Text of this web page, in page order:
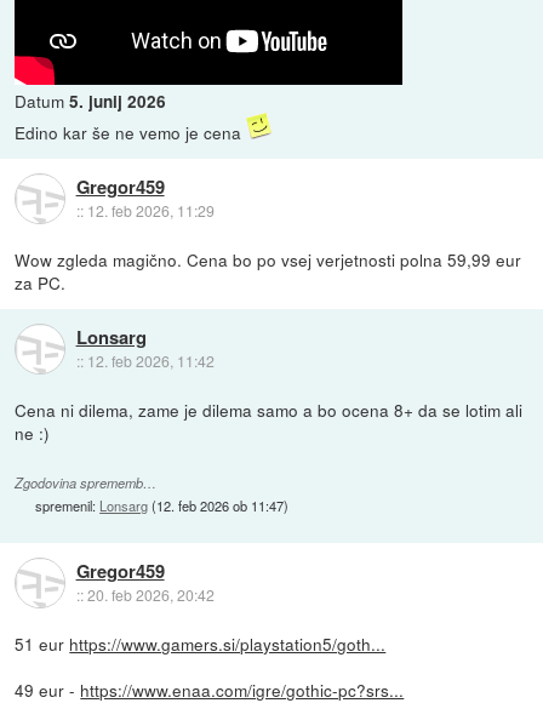
Datum5. junij 2026
Edino kar še ne vemo je cena
Gregor459
:: 12. feb 2026, 11:29
Wow zgleda magično. Cena bo po vsej verjetnosti polna 59,99 eur
za PC.
Lonsarg
:: 12. feb 2026, 11:42
Cena ni dilema, zame je dilema samo a bo ocena 8+ da se lotim ali
ne :)
Zgodovina sprememb…
spremenil: Lonsarg(12. feb 2026 ob 11:47)
Gregor459
::20. feb 2026, 20:42
51 eur https://www.gamers.si/playstation5/goth...
49 eur - https://www.enaa.com/igre/gothic-pc?srs...